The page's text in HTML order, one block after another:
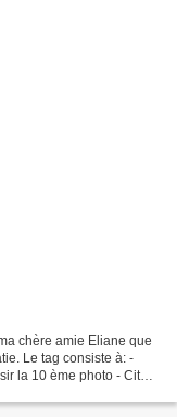
chère amie Eliane que
Le tag consiste à: -
la 10 ème photo - Citer